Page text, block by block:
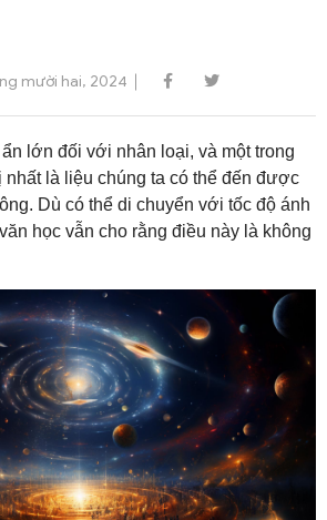
mười hai, 2024
lớn đối với nhân loại, và một trong
nhất là liệu chúng ta có thể đến được
Dù có thể di chuyển với tốc độ ánh
học vẫn cho rằng điều này là không